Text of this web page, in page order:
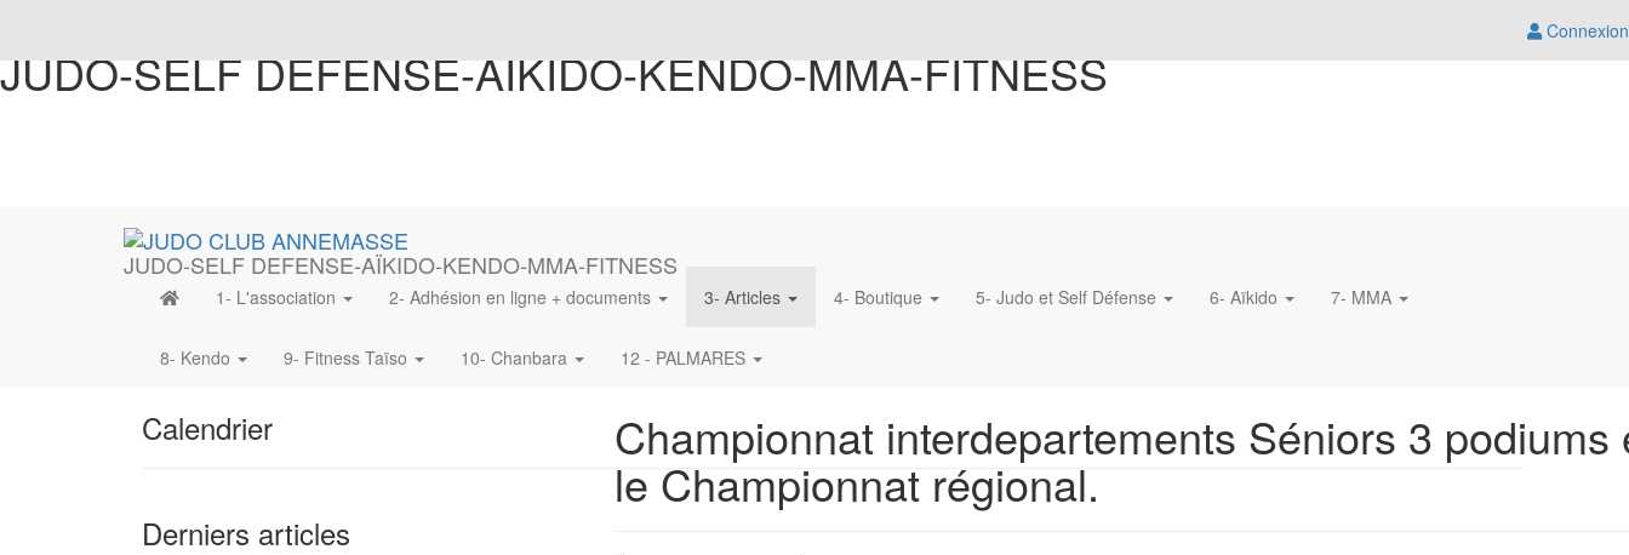
Connexion
JUDO-SELF DEFENSE-AÏKIDO-KENDO-MMA-FITNESS
JUDO-SELF DEFENSE-AÏKIDO-KENDO-MMA-FITNESS
1- L'association 2- Adhésion en ligne + documents 3- Articles 4- Boutique 5- Judo et Self Défense 6- Aïkido 7- MMA
8- Kendo 9- Fitness Taïso 10- Chanbara 12 - PALMARES
Calendrier
Derniers articles
Championnat interdepartements Séniors 3
le Championnat régional.